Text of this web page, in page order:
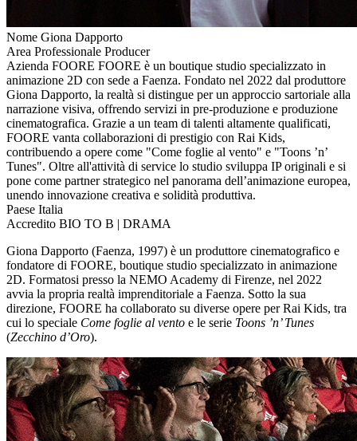
Nome Giona Dapporto
Area Professionale Producer
Azienda FOORE FOORE è un boutique studio specializzato in
animazione 2D con sede a Faenza. Fondato nel 2022 dal produttore
Giona Dapporto, la realtà si distingue per un approccio sartoriale alla
narrazione visiva, offrendo servizi in pre-produzione e produzione
cinematografica. Grazie a un team di talenti altamente qualificati,
FOORE vanta collaborazioni di prestigio con Rai Kids,
contribuendo a opere come "Come foglie al vento" e "Toons ’n’
Tunes". Oltre all'attività di service lo studio sviluppa IP originali e si
pone come partner strategico nel panorama dell’animazione europea,
unendo innovazione creativa e solidità produttiva.
Paese Italia
Accredito BIO TO B | DRAMA
Giona Dapporto (Faenza, 1997) è un produttore cinematografico e
fondatore di FOORE, boutique studio specializzato in animazione
2D. Formatosi presso la NEMO Academy di Firenze, nel 2022
avvia la propria realtà imprenditoriale a Faenza. Sotto la sua
direzione, FOORE ha collaborato su diverse opere per Rai Kids, tra
cui lo speciale Come foglie al vento e le serie Toons ’n’ Tunes
(Zecchino d’Oro).